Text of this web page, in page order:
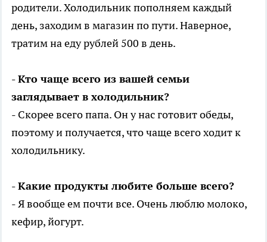
родители. Холодильник пополняем каждый
день, заходим в магазин по пути. Наверное,
тратим на еду рублей 500 в день.
- Кто чаще всего из вашей семьи
заглядывает в холодильник?
- Скорее всего папа. Он у нас готовит обеды,
поэтому и получается, что чаще всего ходит к
холодильнику.
- Какие продукты любите больше всего?
- Я вообще ем почти все. Очень люблю молоко,
кефир, йогурт.